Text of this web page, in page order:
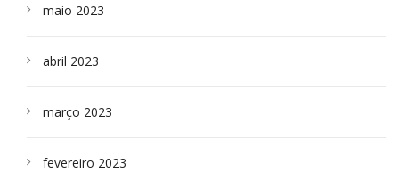
maio 2023
abril 2023
março 2023
fevereiro 2023